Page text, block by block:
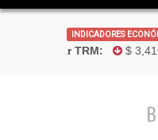
INDICADORES
Dólar TRM: $